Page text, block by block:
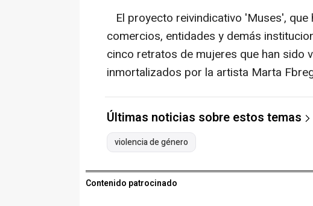
El proyecto reivindicativo 'Muses',
comercios, entidades y demás
cinco retratos de mujeres que han sido
inmortalizados por la artista Marta
Últimas noticias sobre estos temas
violencia de género
Contenido patrocinado